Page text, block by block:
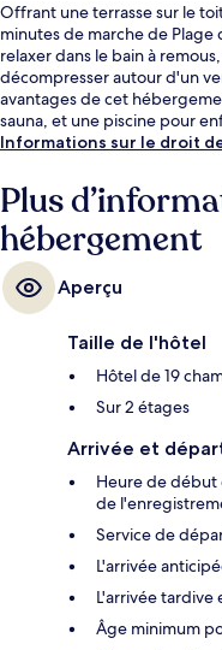
Offrant une terrasse sur le
minutes de marche de Plage
relaxer dans le bain à
décompresser autour d'un
avantages de cet
sauna, et une piscine pour
Informations sur le droit
Plus
hébergement
Aperçu
Taille de l'hôtel
Hôtel de 19
Sur 2 étages
Arrivée et
Heure de début
de
Service de
L'arrivée
L'arrivée tardive
Âge minimum